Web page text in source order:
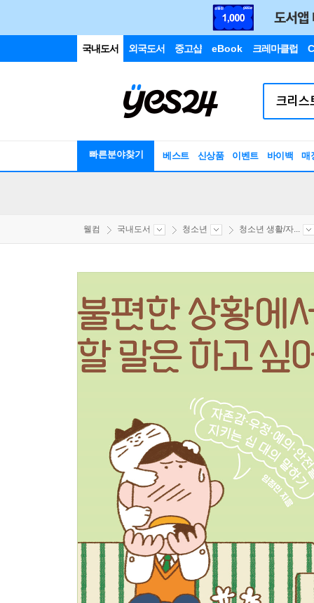
국내도서 외국도서 중고샵 eBook 크레마클럽
빠른분야찾기 베스트 신상품 이벤트 바이백 매
웰컴 국내도서 청소년 청소년 생활/자...